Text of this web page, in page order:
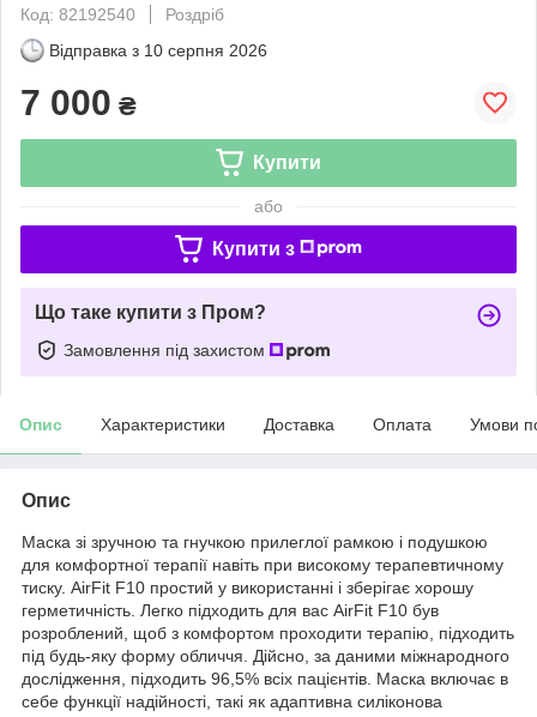
Код: 82192540
Роздріб
Відправка з 10 серпня 2026
7 000 ₴
Купити
або
Купити з
Що таке купити з Пром?
Замовлення під захистом
Опис Характеристики Доставка Оплата Умови
Опис
Маска зі зручною та гнучкою прилеглої рамкою і подушкою
для комфортної терапії навіть при високому терапевтичному
тиску. AirFit F10 простий у використанні і зберігає хорошу
герметичність. Легко підходить для вас AirFit F10 був
розроблений, щоб з комфортом проходити терапію, підходить
під будь-яку форму обличчя. Дійсно, за даними міжнародного
дослідження, підходить 96,5% всіх пацієнтів. Маска включає в
себе функції надійності, такі як адаптивна силіконова